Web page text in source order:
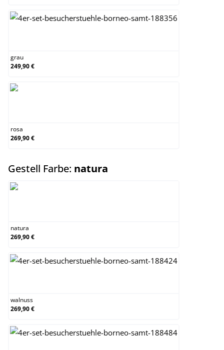
grau
249,90 €
rosa
269,90 €
Gestell Farbe: natura
natura
269,90 €
walnuss
269,90 €